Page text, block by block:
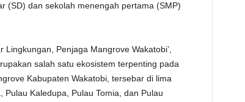
(SD) dan sekolah menengah pertama (SMP)
Penjaga Mangrove Wakatobi’,
salah satu ekosistem terpenting pada
Kabupaten Wakatobi, tersebar di lima
Kaledupa, Pulau Tomia, dan Pulau